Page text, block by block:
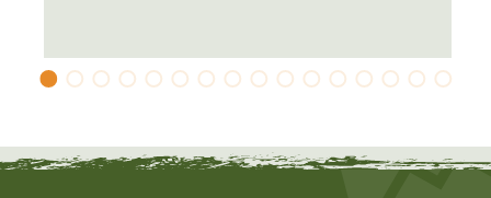
Schutzklappe mit einseitiger oder einseitiger offener
Bei dem Pirschler Fernglas von DDoptics wurde in der